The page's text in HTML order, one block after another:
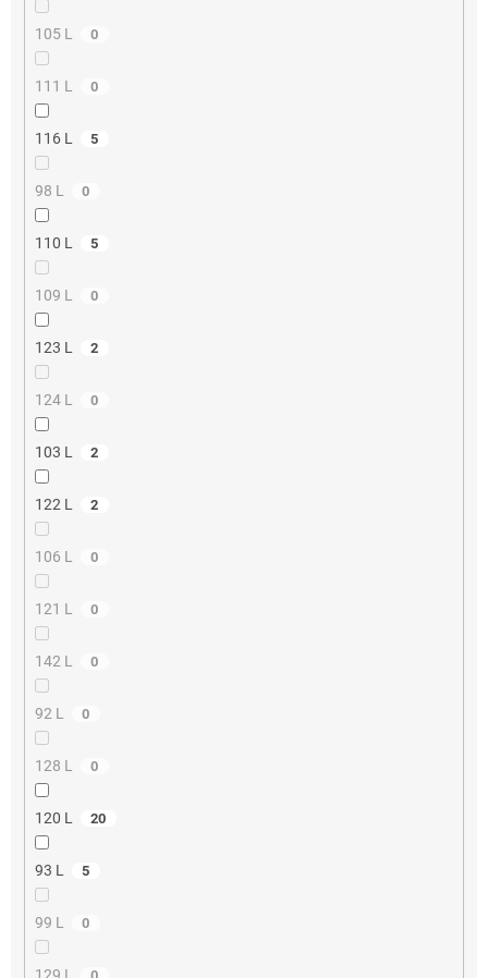
105 L 0
111 L 0
116 L 5
98 L 0
110 L 5
109 L 0
123 L 2
124 L 0
103 L 2
122 L 2
106 L 0
121 L 0
142 L 0
92 L 0
128 L 0
120 L 20
93 L 5
99 L 0